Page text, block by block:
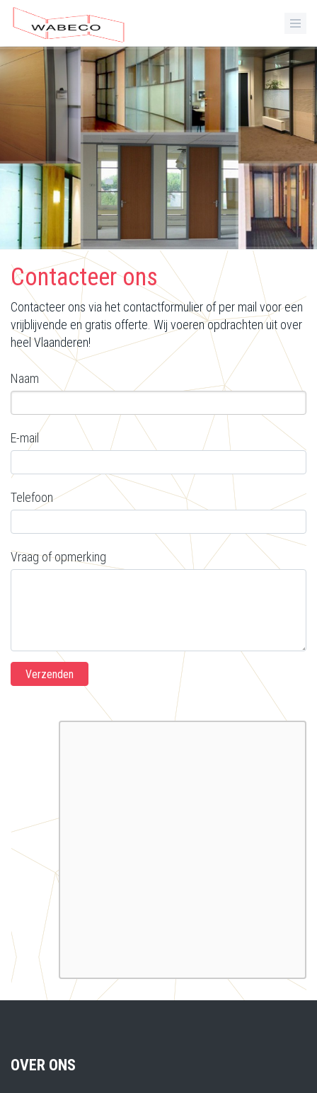
Contacteer ons
Contacteer ons via het contactformulier of per mail voor een
vrijblijvende en gratis offerte. Wij voeren opdrachten uit over
heel Vlaanderen!
Naam
E-mail
Telefoon
Vraag of opmerking
Verzenden
OVER ONS